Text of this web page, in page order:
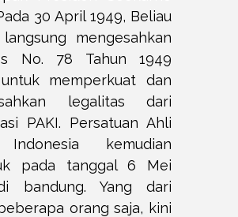
30 April 1949, Beliau
mengesahkan
No. 78 Tahun 1949
memperkuat dan
legalitas dari
PAKI. Persatuan Ahli
kemudian
pada tanggal 6 Mei
bandung. Yang dari
orang saja, kini